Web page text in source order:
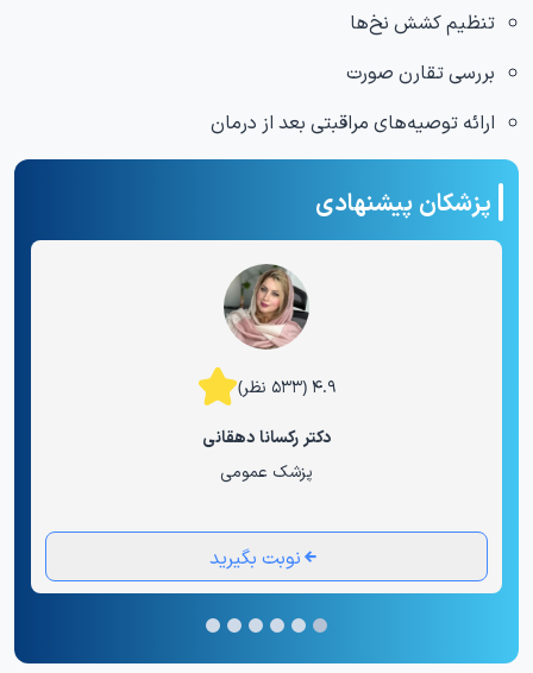
تنظیم کشش نخ‌ها
بررسی تقارن صورت
ارائه توصیه‌های مراقبتی بعد از درمان
پزشکان پیشنهادی
۴.۹ (۵۳۳ نظر)
دکتر رکسانا دهقانی
پزشک عمومی
نوبت بگیرید